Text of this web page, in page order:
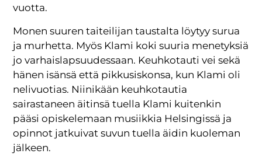
vuotta.
Monen suuren taiteilijan taustalta löytyy surua
ja murhetta. Myös Klami koki suuria menetyksiä
jo varhaislapsuudessaan. Keuhkotauti vei sekä
hänen isänsä että pikkusiskonsa, kun Klami oli
nelivuotias. Niinikään keuhkotautia
sairastaneen äitinsä tuella Klami kuitenkin
pääsi opiskelemaan musiikkia Helsingissä ja
opinnot jatkuivat suvun tuella äidin kuoleman
jälkeen.